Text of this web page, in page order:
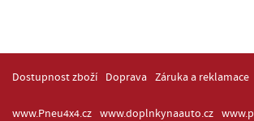
Dostupnost zboží Doprava Záruka a reklamace
www.Pneu4x4.cz www.doplnkynaauto.cz